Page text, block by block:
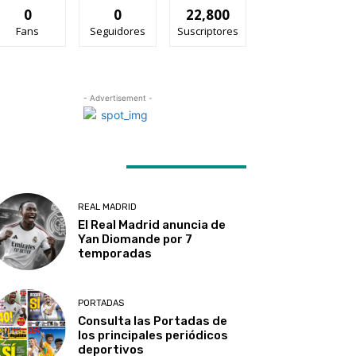
0
Fans
0
Seguidores
22,800
Suscriptores
- Advertisement -
REAL MADRID
El Real Madrid anuncia de
Yan Diomande por 7
temporadas
PORTADAS
Consulta las Portadas de
los principales periódicos
deportivos